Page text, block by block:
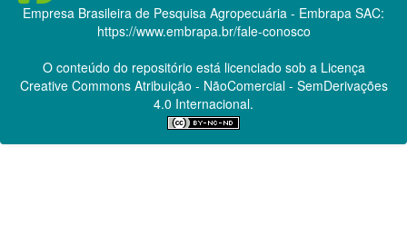
Empresa Brasileira de Pesquisa Agropecuária - Embrapa SAC:
https://www.embrapa.br/fale-conosco
O conteúdo do repositório está licenciado sob a Licença
Creative CommonsAtribuição - NãoComercial - SemDerivações
4.0 Internacional.